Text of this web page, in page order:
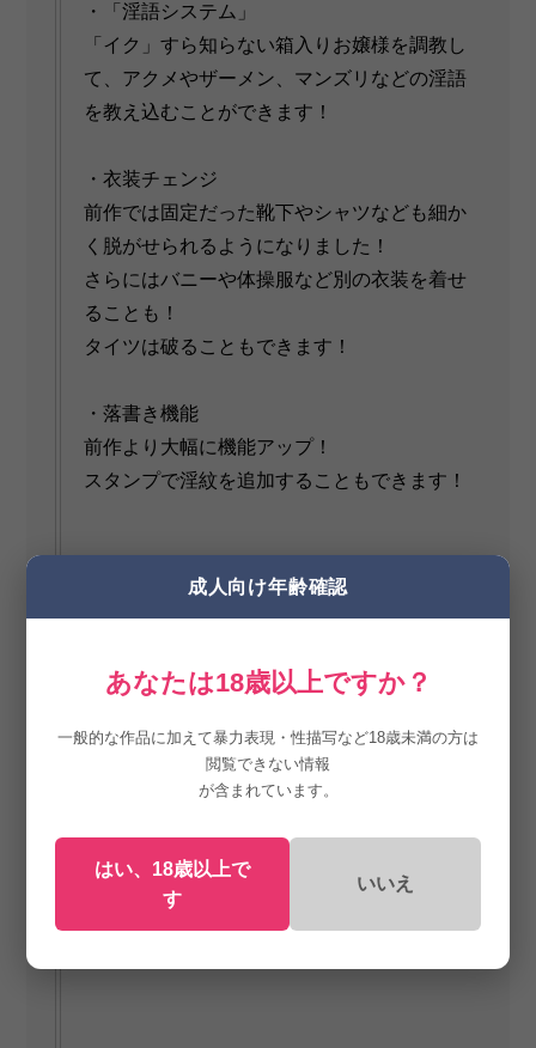
・「淫語システム」
「イク」すら知らない箱入りお嬢様を調教し
て、アクメやザーメン、マンズリなどの淫語
を教え込むことができます！
・衣装チェンジ
前作では固定だった靴下やシャツなども細か
く脱がせられるようになりました！
さらにはバニーや体操服など別の衣装を着せ
ることも！
タイツは破ることもできます！
・落書き機能
前作より大幅に機能アップ！
スタンプで淫紋を追加することもできます！
・フェラ機能の追加
要望の多かったフェラを追加しました！
ます！
自由な位置にコンドームぶら下げ、スパンキ
ング、陰毛剃り、立ちポーズの背中向き追
加、アイテム追加、オートモードの強化、シ
成人向け年齢確認
あなたは18歳以上ですか？
一般的な作品に加えて暴力表現・性描写など18歳未満の方は
閲覧できない情報
が含まれています。
はい、18歳以上で
す
いいえ